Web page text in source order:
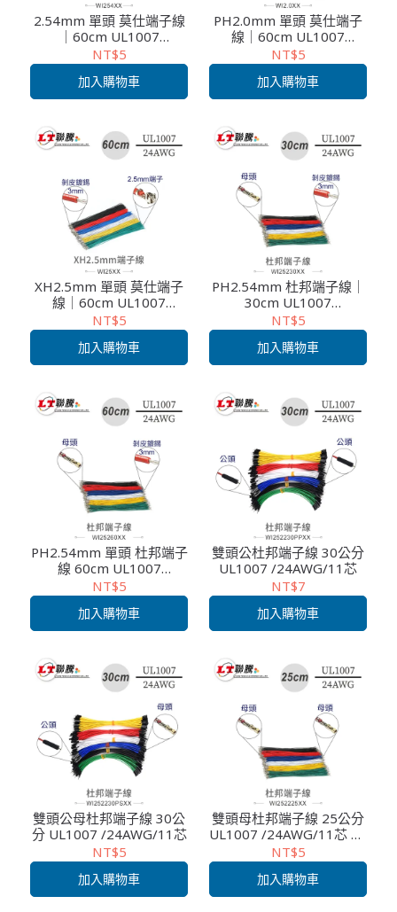
2.54mm 單頭 莫仕端子線
｜60cm UL1007
/24AWG/11芯｜電子模組/
測試連接線
NT$5
加入購物車
PH2.0mm 單頭 莫仕端子
線｜60cm UL1007
/24AWG/11芯｜電子模組/
測試連接線
NT$5
加入購物車
XH2.5mm 單頭 莫仕端子
線｜60cm UL1007
/24AWG/11芯｜電子模組/
測試連接線
NT$5
加入購物車
PH2.54mm 杜邦端子線｜
30cm UL1007
/24AWG/11芯｜電子模組/
測試連接線
NT$5
加入購物車
PH2.54mm 單頭 杜邦端子
線 60cm UL1007
/24AWG/11芯｜電子模組/
測試連接線
NT$5
加入購物車
雙頭公杜邦端子線 30公分
UL1007 /24AWG/11芯
NT$7
加入購物車
雙頭公母杜邦端子線 30公
分 UL1007 /24AWG/11芯
NT$5
加入購物車
雙頭母杜邦端子線 25公分
UL1007 /24AWG/11芯 1P
杜邦連接器需另外選購
NT$5
加入購物車